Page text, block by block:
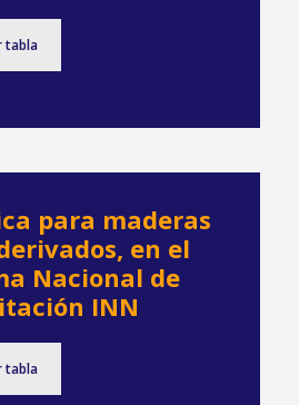
tabla
para maderas
en el
Nacional de
INN
tabla